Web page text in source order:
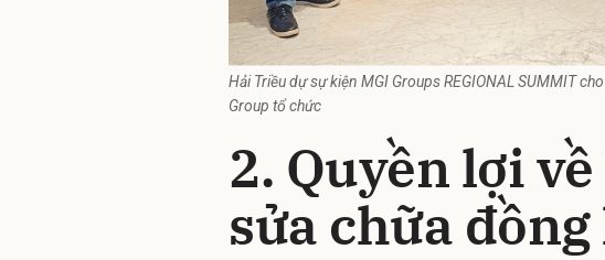
Hải Triều dự sự kiện MGI Groups REGIONAL SUMMIT
Group tổ chức
2. Quyền lợi
sửa chữa đồng